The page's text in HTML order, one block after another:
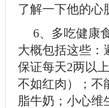
了解一下他的心
6、多吃健康
大概包括这些：
保证每天2两以
不如红肉）；不
脂牛奶；小心维